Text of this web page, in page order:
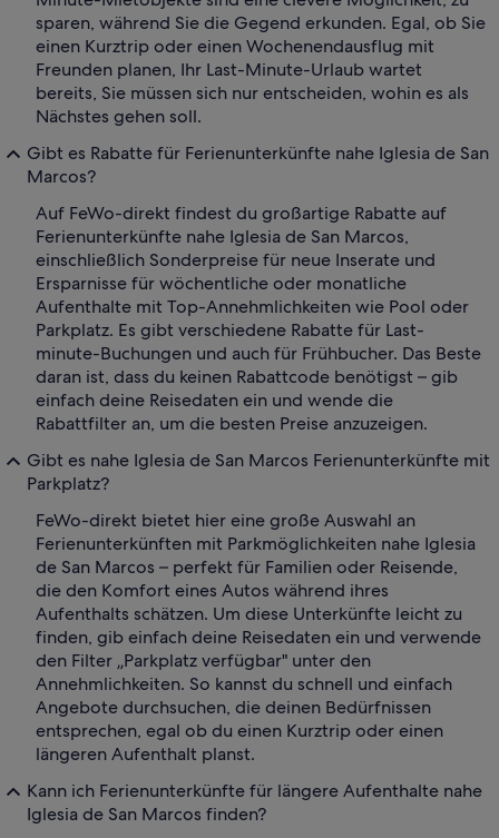
sparen, während Sie die Gegend erkunden. Egal, ob Sie
einen Kurztrip oder einen Wochenendausflug mit
Freunden planen, Ihr Last-Minute-Urlaub wartet
bereits, Sie müssen sich nur entscheiden, wohin es als
Nächstes gehen soll.
Gibt es Rabatte für Ferienunterkünfte nahe Iglesia de San
Marcos?
Auf FeWo-direkt findest du großartige Rabatte auf
Ferienunterkünfte nahe Iglesia de San Marcos,
einschließlich Sonderpreise für neue Inserate und
Ersparnisse für wöchentliche oder monatliche
Aufenthalte mit Top-Annehmlichkeiten wie Pool oder
Parkplatz. Es gibt verschiedene Rabatte für Last-
minute-Buchungen und auch für Frühbucher. Das Beste
daran ist, dass du keinen Rabattcode benötigst – gib
einfach deine Reisedaten ein und wende die
Rabattfilter an, um die besten Preise anzuzeigen.
Gibt es nahe Iglesia de San Marcos Ferienunterkünfte mit
Parkplatz?
FeWo-direkt bietet hier eine große Auswahl an
Ferienunterkünften mit Parkmöglichkeiten nahe Iglesia
de San Marcos – perfekt für Familien oder Reisende,
die den Komfort eines Autos während ihres
Aufenthalts schätzen. Um diese Unterkünfte leicht zu
finden, gib einfach deine Reisedaten ein und verwende
den Filter „Parkplatz verfügbar" unter den
Annehmlichkeiten. So kannst du schnell und einfach
Angebote durchsuchen, die deinen Bedürfnissen
entsprechen, egal ob du einen Kurztrip oder einen
längeren Aufenthalt planst.
Kann ich Ferienunterkünfte für längere Aufenthalte nahe
Iglesia de San Marcos finden?